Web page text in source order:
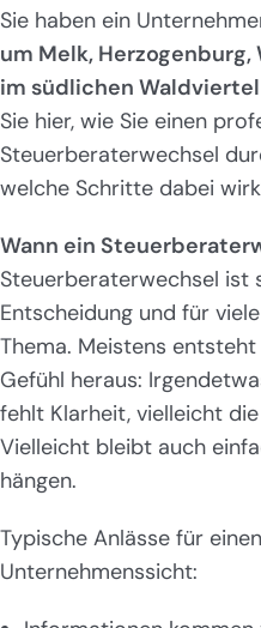
Sie haben ein
um Melk,
im südlichen
Sie hier, wie Sie einen
Steuerberaterwechsel
welche Schritte dabei
Wann ein
Steuerberaterwechsel ist
Entscheidung und für
Thema. Meistens
Gefühl heraus:
fehlt Klarheit, vielleicht
Vielleicht bleibt auch
hängen.
Typische Anlässe für
Unternehmenssicht: